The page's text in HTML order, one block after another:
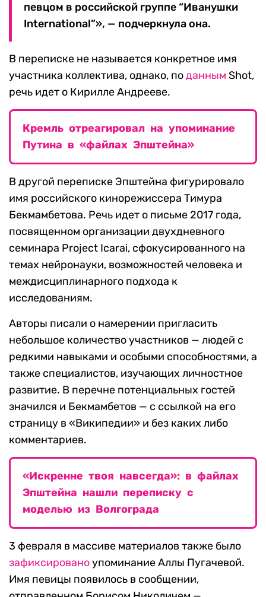
певцом в российской группе “Иванушки
International”», — подчеркнула она.
В переписке не называется конкретное имя
участника коллектива, однако, поданным Shot,
речь идет о Кирилле Андрееве.
Кремль отреагировал на упоминание
Путина в «файлах Эпштейна»
В другой переписке Эпштейна фигурировало
имя российского кинорежиссера Тимура
Бекмамбетова. Речь идет о письме 2017 года,
посвященном организации двухдневного
семинара Project Icarai, сфокусированного на
темах нейронауки, возможностей человека и
междисциплинарного подхода к
исследованиям.
Авторы писали о намерении пригласить
небольшое количество участников — людей с
редкими навыками и особыми способностями, а
также специалистов, изучающих личностное
развитие. В перечне потенциальных гостей
значился и Бекмамбетов — с ссылкой на его
страницу в «Википедии» и без каких либо
комментариев.
«Искренне твоя навсегда»: в файлах
Эпштейна нашли переписку с
моделью из Волгограда
3 февраля в массиве материалов также было
зафиксированоупоминание Аллы Пугачевой.
Имя певицы появилось в сообщении,